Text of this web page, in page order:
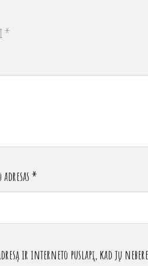
*
adresas*
ir interneto puslapį, kad jų